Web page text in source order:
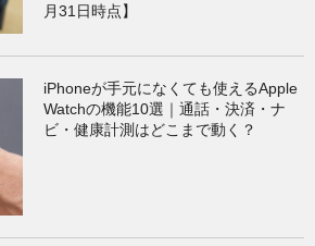
月31日時点】
iPhoneが手元になくても使えるApple
Watchの機能10選｜通話・決済・ナ
ビ・健康計測はどこまで動く？